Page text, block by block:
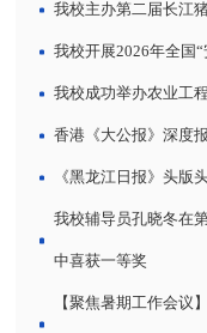
我校主办第二届长江
我校开展2026年全国
我校成功举办农业工
香港《大公报》深度
《黑龙江日报》头版
我校辅导员孔晓冬在
中喜获一等奖
【聚焦暑期工作会议